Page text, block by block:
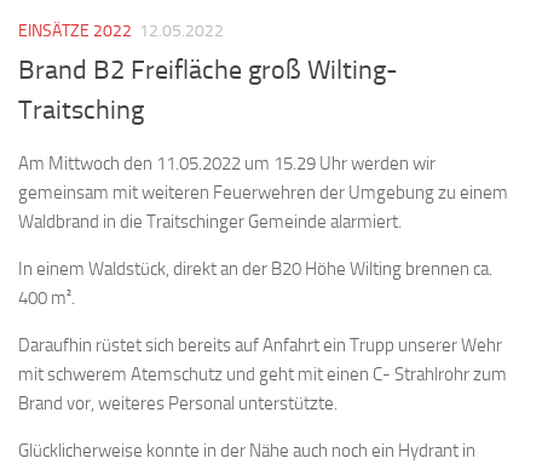
EINSÄTZE 2022 12.05.2022
Brand B2 Freifläche groß Wilting-
Traitsching
Am Mittwoch den 11.05.2022 um 15.29 Uhr werden wir
gemeinsam mit weiteren Feuerwehren der Umgebung zu einem
Waldbrand in die Traitschinger Gemeinde alarmiert.
In einem Waldstück, direkt an der B20 Höhe Wilting brennen ca.
400 m².
Daraufhin rüstet sich bereits auf Anfahrt ein Trupp unserer Wehr
mit schwerem Atemschutz und geht mit einen C- Strahlrohr zum
Brand vor, weiteres Personal unterstützte.
Glücklicherweise konnte in der Nähe auch noch ein Hydrant in